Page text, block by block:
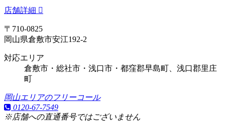
店舗詳細
〒710-0825
岡山県倉敷市安江192-2
対応エリア
倉敷市・総社市・浅口市・都窪郡早島町、浅口郡里庄
町
岡山エリアのフリーコール
0120-67-7549
※店舗への直通番号ではございません